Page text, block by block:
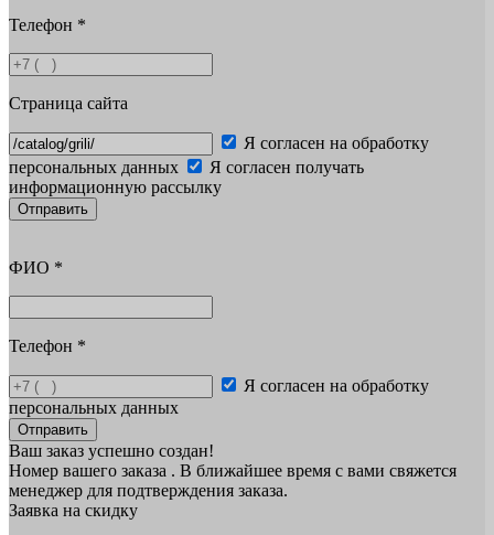
Телефон *
Страница сайта
Я согласен на обработку
персональных данных
Я согласен получать
информационную рассылку
Отправить
ФИО *
Телефон *
Я согласен на обработку
персональных данных
Отправить
Ваш заказ успешно создан!
Номер вашего заказа . В ближайшее время с вами свяжется
менеджер для подтверждения заказа.
Заявка на скидку